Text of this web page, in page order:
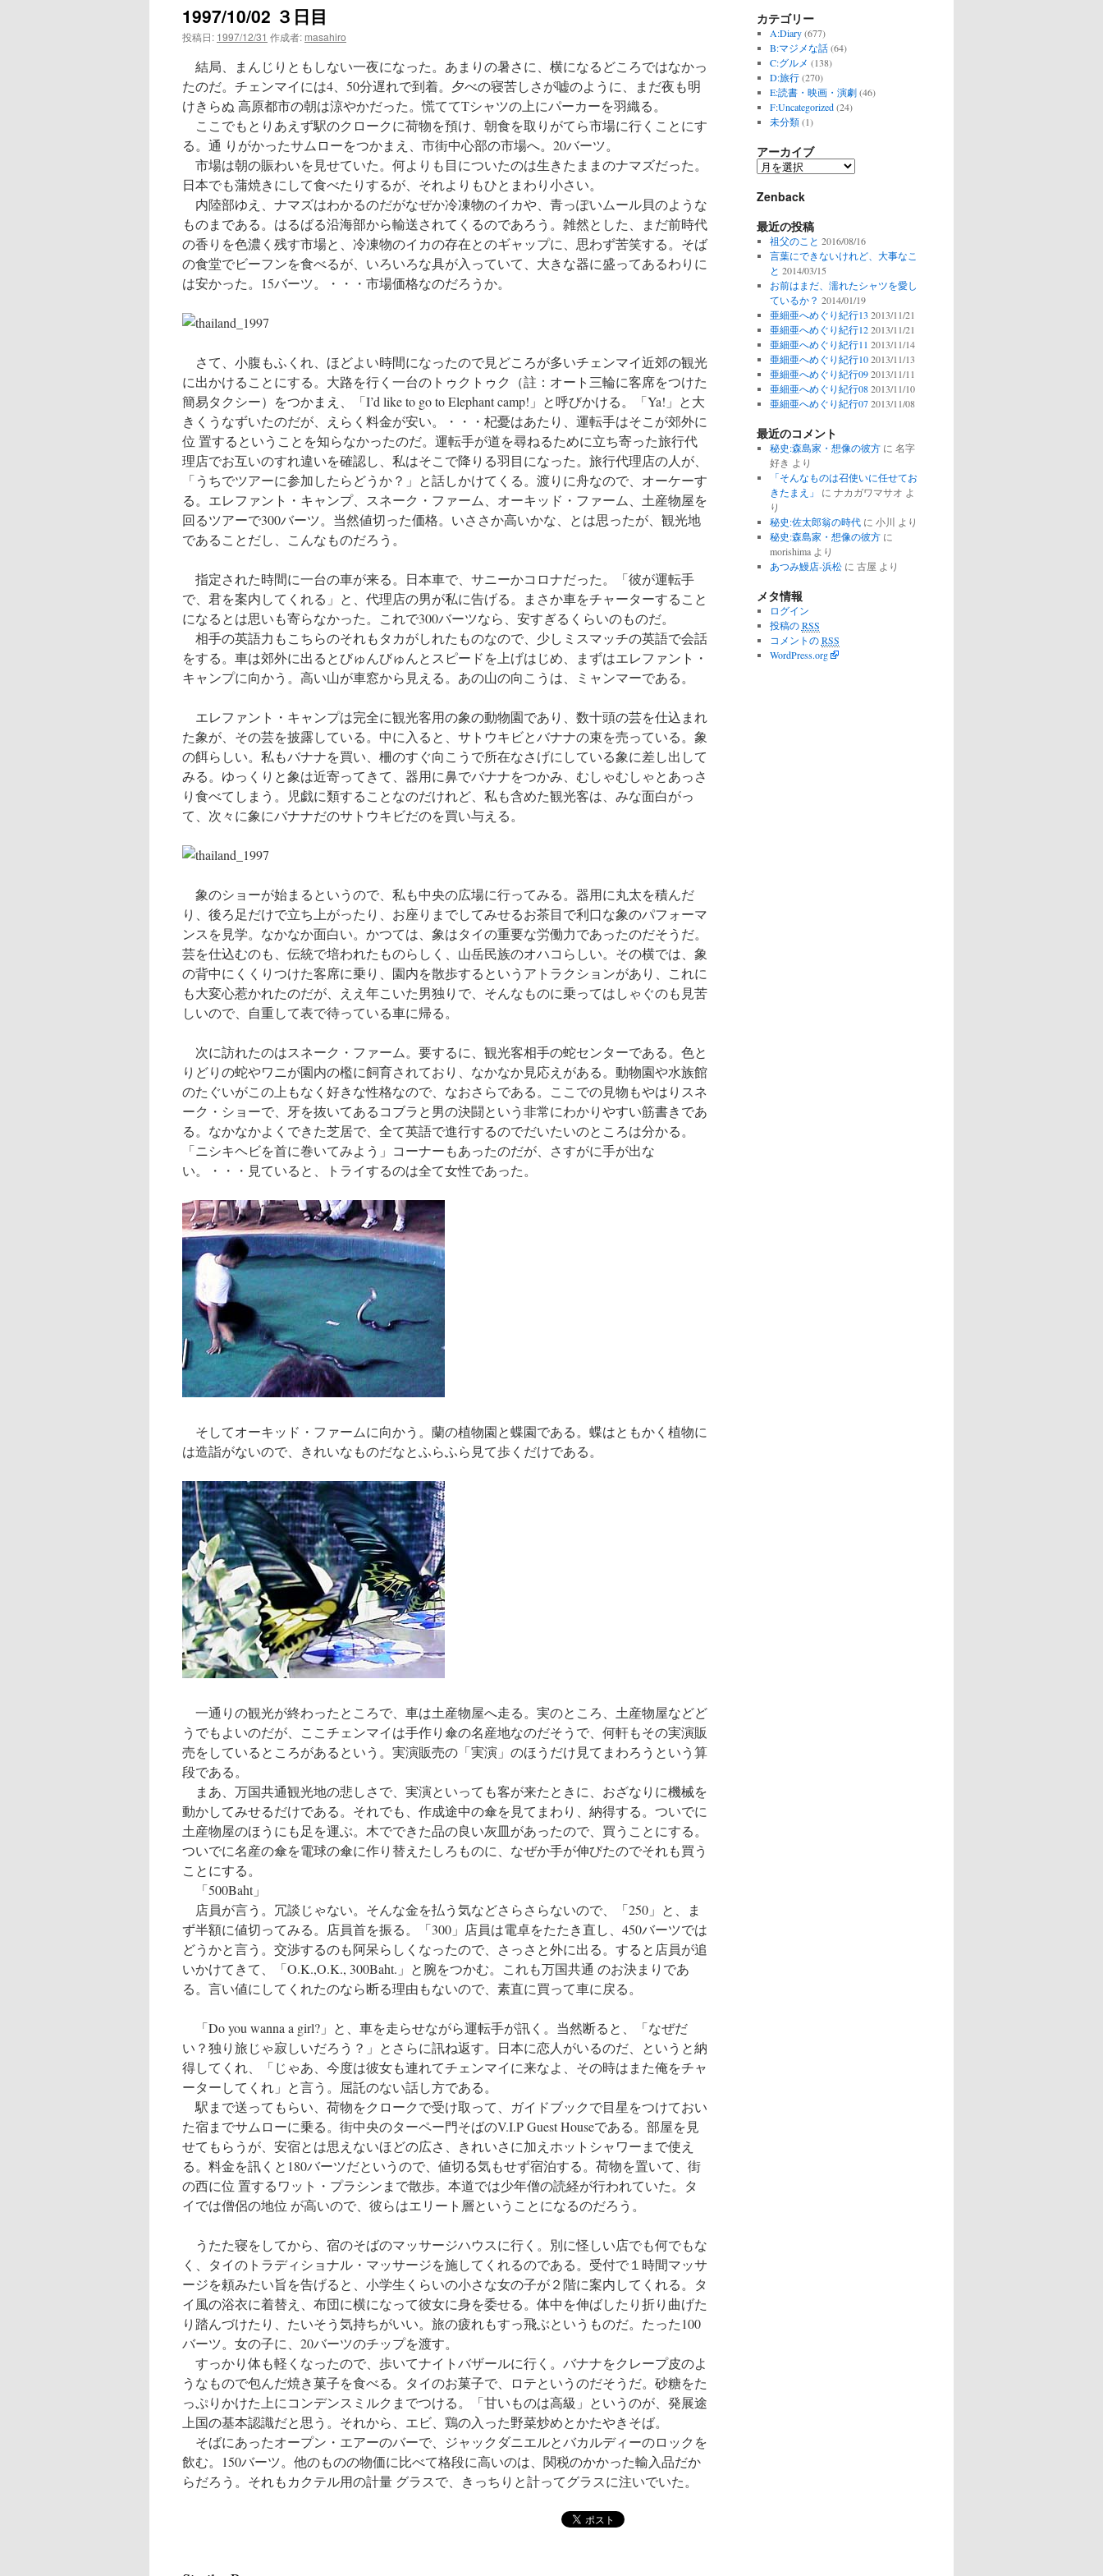
へ
ス
1997/10/02 ３日目
投稿日: 1997/12/31 作成者: masahiro
結局、まんじりともしない一夜になった。あまりの暑さに、横になるどころではなかっ
たのだ。チェンマイには4、50分遅れで到着。夕べの寝苦しさが嘘のように、まだ夜も明
けきらぬ 高原都市の朝は涼やかだった。慌ててTシャツの上にパーカーを羽織る。
ここでもとりあえず駅のクロークに荷物を預け、朝食を取りがてら市場に行くことにす
る。通 りがかったサムローをつかまえ、市街中心部の市場へ。20バーツ。
市場は朝の賑わいを見せていた。何よりも目についたのは生きたままのナマズだった。
日本でも蒲焼きにして食べたりするが、それよりもひとまわり小さい。
内陸部ゆえ、ナマズはわかるのだがなぜか冷凍物のイカや、青っぽいムール貝のような
ものまである。はるばる沿海部から輸送されてくるのであろう。雑然とした、まだ前時代
の香りを色濃く残す市場と、冷凍物のイカの存在とのギャップに、思わず苦笑する。そば
の食堂でビーフンを食べるが、いろいろな具が入っていて、大きな器に盛ってあるわりに
は安かった。15バーツ。・・・市場価格なのだろうか。
さて、小腹もふくれ、ほどよい時間になったので見どころが多いチェンマイ近郊の観光
に出かけることにする。大路を行く一台のトゥクトゥク（註：オート三輪に客席をつけた
簡易タクシー）をつかまえ、「I’d like to go to Elephant camp!」と呼びかける。「Ya!」と大
きくうなずいたのだが、えらく料金が安い。・・・杞憂はあたり、運転手はそこが郊外に
位 置するということを知らなかったのだ。運転手が道を尋ねるために立ち寄った旅行代
理店でお互いのすれ違いを確認し、私はそこで降りる羽目になった。旅行代理店の人が、
「うちでツアーに参加したらどうか？」と話しかけてくる。渡りに舟なので、オーケーす
る。エレファント・キャンプ、スネーク・ファーム、オーキッド・ファーム、土産物屋を
回るツアーで300バーツ。当然値切った価格。いささか高いかな、とは思ったが、観光地
であることだし、こんなものだろう。
指定された時間に一台の車が来る。日本車で、サニーかコロナだった。「彼が運転手
で、君を案内してくれる」と、代理店の男が私に告げる。まさか車をチャーターすること
になるとは思いも寄らなかった。これで300バーツなら、安すぎるくらいのものだ。
相手の英語力もこちらのそれもタカがしれたものなので、少しミスマッチの英語で会話
をする。車は郊外に出るとびゅんびゅんとスピードを上げはじめ、まずはエレファント・
キャンプに向かう。高い山が車窓から見える。あの山の向こうは、ミャンマーである。
エレファント・キャンプは完全に観光客用の象の動物園であり、数十頭の芸を仕込まれ
た象が、その芸を披露している。中に入ると、サトウキビとバナナの束を売っている。象
の餌らしい。私もバナナを買い、柵のすぐ向こうで所在なさげにしている象に差し出して
みる。ゆっくりと象は近寄ってきて、器用に鼻でバナナをつかみ、むしゃむしゃとあっさ
り食べてしまう。児戯に類することなのだけれど、私も含めた観光客は、みな面白がっ
て、次々に象にバナナだのサトウキビだのを買い与える。
象のショーが始まるというので、私も中央の広場に行ってみる。器用に丸太を積んだ
り、後ろ足だけで立ち上がったり、お座りまでしてみせるお茶目で利口な象のパフォーマ
ンスを見学。なかなか面白い。かつては、象はタイの重要な労働力であったのだそうだ。
芸を仕込むのも、伝統で培われたものらしく、山岳民族のオハコらしい。その横では、象
の背中にくくりつけた客席に乗り、園内を散歩するというアトラクションがあり、これに
も大変心惹かれたのだが、ええ年こいた男独りで、そんなものに乗ってはしゃぐのも見苦
しいので、自重して表で待っている車に帰る。
次に訪れたのはスネーク・ファーム。要するに、観光客相手の蛇センターである。色と
りどりの蛇やワニが園内の檻に飼育されており、なかなか見応えがある。動物園や水族館
のたぐいがこの上もなく好きな性格なので、なおさらである。ここでの見物もやはりスネ
ーク・ショーで、牙を抜いてあるコブラと男の決闘という非常にわかりやすい筋書きであ
る。なかなかよくできた芝居で、全て英語で進行するのでだいたいのところは分かる。
「ニシキヘビを首に巻いてみよう」コーナーもあったのだが、さすがに手が出な
い。・・・見ていると、トライするのは全て女性であった。
そしてオーキッド・ファームに向かう。蘭の植物園と蝶園である。蝶はともかく植物に
は造詣がないので、きれいなものだなとふらふら見て歩くだけである。
一通りの観光が終わったところで、車は土産物屋へ走る。実のところ、土産物屋などど
うでもよいのだが、ここチェンマイは手作り傘の名産地なのだそうで、何軒もその実演販
売をしているところがあるという。実演販売の「実演」のほうだけ見てまわろうという算
段である。
まあ、万国共通観光地の悲しさで、実演といっても客が来たときに、おざなりに機械を
動かしてみせるだけである。それでも、作成途中の傘を見てまわり、納得する。ついでに
土産物屋のほうにも足を運ぶ。木でできた品の良い灰皿があったので、買うことにする。
ついでに名産の傘を電球の傘に作り替えたしろものに、なぜか手が伸びたのでそれも買う
ことにする。
「500Baht」
店員が言う。冗談じゃない。そんな金を払う気などさらさらないので、「250」と、ま
ず半額に値切ってみる。店員首を振る。「300」店員は電卓をたたき直し、450バーツでは
どうかと言う。交渉するのも阿呆らしくなったので、さっさと外に出る。すると店員が追
いかけてきて、「O.K.,O.K., 300Baht.」と腕をつかむ。これも万国共通 のお決まりであ
る。言い値にしてくれたのなら断る理由もないので、素直に買って車に戻る。
「Do you wanna a girl?」と、車を走らせながら運転手が訊く。当然断ると、「なぜだ
い？独り旅じゃ寂しいだろう？」とさらに訊ね返す。日本に恋人がいるのだ、というと納
得してくれ、「じゃあ、今度は彼女も連れてチェンマイに来なよ、その時はまた俺をチャ
ーターしてくれ」と言う。屈託のない話し方である。
駅まで送ってもらい、荷物をクロークで受け取って、ガイドブックで目星をつけておい
た宿までサムローに乗る。街中央のターペー門そばのV.I.P Guest Houseである。部屋を見
せてもらうが、安宿とは思えないほどの広さ、きれいさに加えホットシャワーまで使え
る。料金を訊くと180バーツだというので、値切る気もせず宿泊する。荷物を置いて、街
の西に位 置するワット・プラシンまで散歩。本道では少年僧の読経が行われていた。タ
イでは僧侶の地位 が高いので、彼らはエリート層ということになるのだろう。
うたた寝をしてから、宿のそばのマッサージハウスに行く。別に怪しい店でも何でもな
く、タイのトラディショナル・マッサージを施してくれるのである。受付で１時間マッサ
ージを頼みたい旨を告げると、小学生くらいの小さな女の子が２階に案内してくれる。タ
イ風の浴衣に着替え、布団に横になって彼女に身を委せる。体中を伸ばしたり折り曲げた
り踏んづけたり、たいそう気持ちがいい。旅の疲れもすっ飛ぶというものだ。たった100
バーツ。女の子に、20バーツのチップを渡す。
すっかり体も軽くなったので、歩いてナイトバザールに行く。バナナをクレープ皮のよ
うなもので包んだ焼き菓子を食べる。タイのお菓子で、ロテというのだそうだ。砂糖をた
っぷりかけた上にコンデンスミルクまでつける。「甘いものは高級」というのが、発展途
上国の基本認識だと思う。それから、エビ、鶏の入った野菜炒めとかたやきそば。
そばにあったオープン・エアーのバーで、ジャックダニエルとバカルディーのロックを
飲む。150バーツ。他のものの物価に比べて格段に高いのは、関税のかかった輸入品だか
らだろう。それもカクテル用の計量 グラスで、きっちりと計ってグラスに注いでいた。
カテゴリー
A:Diary(677)
B:マジメな話(64)
C:グルメ (138)
D:旅行(270)
E:読書・映画・演劇(46)
F:Uncategorized(24)
未分類(1)
アーカイブ
ア
カ
ブ
Zenback
最近の投稿
祖父のこと 2016/08/16
言葉にできないけれど、大事なこ
と 2014/03/15
お前はまだ、濡れたシャツを愛し
ているか？ 2014/01/19
亜細亜へめぐり紀行13 2013/11/21
亜細亜へめぐり紀行12 2013/11/21
亜細亜へめぐり紀行11 2013/11/14
亜細亜へめぐり紀行10 2013/11/13
亜細亜へめぐり紀行09 2013/11/11
亜細亜へめぐり紀行08 2013/11/10
亜細亜へめぐり紀行07 2013/11/08
最近のコメント
秘史:森島家・想像の彼方に 名字
好き より
「そんなものは召使いに任せてお
きたまえ」
に ナカガワマサオ よ
り
秘史:佐太郎翁の時代に 小川 より
秘史:森島家・想像の彼方に
morishimaより
あつみ鰻店-浜松に 古屋 より
メタ情報
ログイン
投稿のRSS
コメントのRSS
WordPress.org